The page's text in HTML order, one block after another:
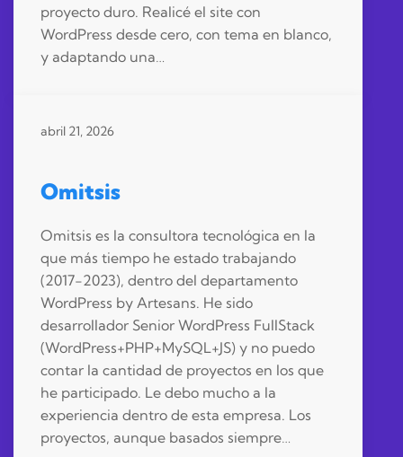
proyecto duro. Realicé el site con
WordPress desde cero, con tema en blanco,
y adaptando una…
abril 21, 2026
Omitsis
Omitsis es la consultora tecnológica en la
que más tiempo he estado trabajando
(2017-2023), dentro del departamento
WordPress by Artesans. He sido
desarrollador Senior WordPress FullStack
(WordPress+PHP+MySQL+JS) y no puedo
contar la cantidad de proyectos en los que
he participado. Le debo mucho a la
experiencia dentro de esta empresa. Los
proyectos, aunque basados siempre…